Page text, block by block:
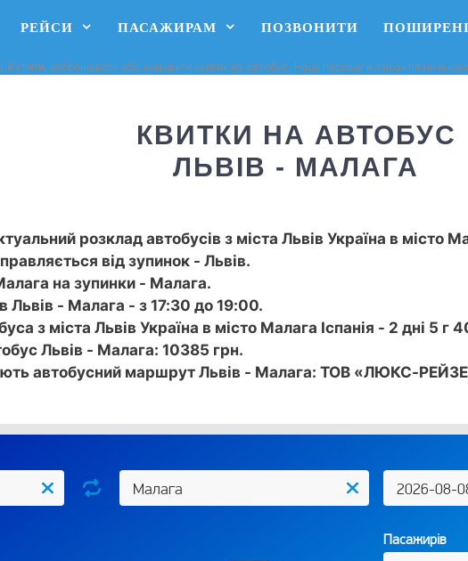
РЕЙСИ ПАСАЖИРАМ ПОЗВОНИТИ
Купити, забронювати або замовити квиток на автобус. Наші переваги: ​​гарантія
КВИТКИ НА АВТОБУС
ЛЬВІВ - МАЛАГА
розклад автобусів з міста Львів Україна в місто
від зупинок - Львів.
на зупинки - Малага.
Львів - Малага - з 17:30 до 19:00.
з міста Львів Україна в місто Малага Іспанія - 2 дні 5 г
Львів - Малага: 10385 грн.
автобусний маршрут Львів - Малага: ТОВ «ЛЮКС-РЕЙЗЕН
Пасажирів